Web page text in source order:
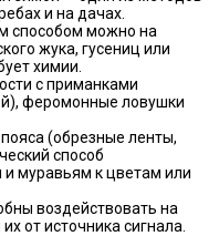
и на дачах.
способом можно на
жука, гусениц или
химии.
с приманками
феромонные ловушки
пояса (обрезные ленты,
способ
муравьям к цветам или
воздействовать на
от источника сигнала.